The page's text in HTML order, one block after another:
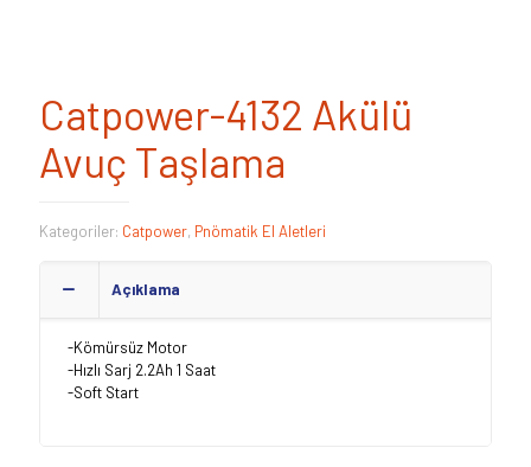
Catpower-4132 Akülü
Avuç Taşlama
Kategoriler: Catpower, Pnömatik El Aletleri
Açıklama
-Kömürsüz Motor
-Hızlı Sarj 2.2Ah 1 Saat
-Soft Start